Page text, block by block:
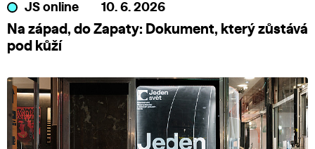
JS online 10. 6. 2026
Na západ, do Zapaty: Dokument, který zůstává
pod kůží